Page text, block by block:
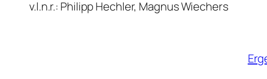
v.l.n.r.: Philipp Hechler, Magnus Wiechers